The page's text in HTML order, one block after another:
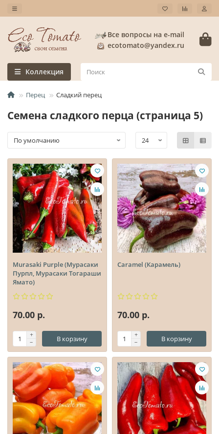
Все вопросы на e-mail
ecotomato@yandex.ru
Коллекция
Перец Сладкий перец
Семена сладкого перца (страница 5)
Murasaki Purple (Мурасаки
Пурпл, Мурасаки Тогараши
Ямато)
70.00 р.
В корзину
Caramel (Карамель)
70.00 р.
В корзину